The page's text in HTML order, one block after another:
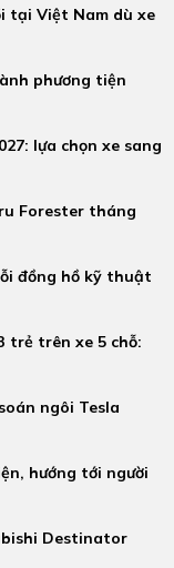
tại Việt Nam dù xe
phương tiện
lựa chọn xe sang
Forester tháng
đồng hồ kỹ thuật
trẻ trên xe 5 chỗ:
ngôi Tesla
hướng tới người
Destinator